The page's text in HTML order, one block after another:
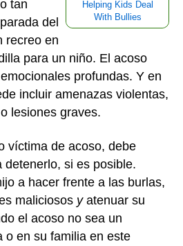
Helping Kids Deal
With Bullies
tan
del
recreo en
para un niño. El acoso
profundas. Y en
incluir amenazas violentas,
lesiones graves.
víctima de acoso, debe
detenerlo, si es posible.
a hacer frente a las burlas,
maliciosos yatenuar su
el acoso no sea un
o en su familia en este